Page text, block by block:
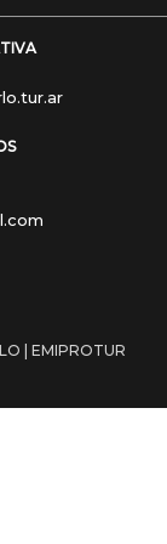
| EMIPROTUR